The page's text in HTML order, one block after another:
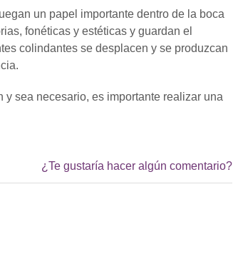
un papel importante dentro de la boca
fonéticas y estéticas y guardan el
colindantes se desplacen y se produzcan
sea necesario, es importante realizar una
¿Te gustaría hacer algún comentario?